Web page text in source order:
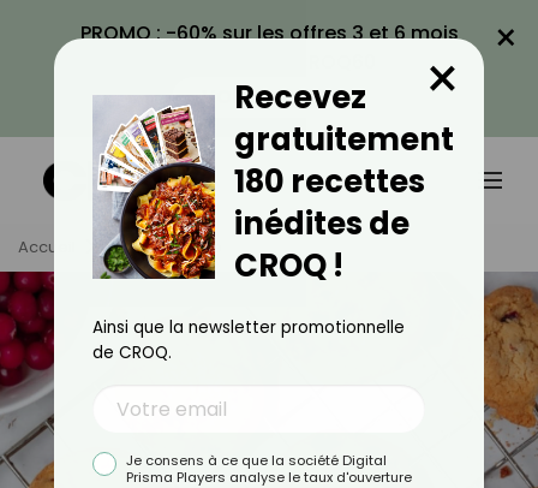
PROMO : -60% sur les offres 3 et 6 mois
VOIR LA PROMO
×
Accueil Tag Cookie
Recevez
gratuitement
180 recettes
inédites de
CROQ !
×
Ainsi que la newsletter promotionnelle
de CROQ.
Je consens à ce que la société Digital
Prisma Players analyse le taux d'ouverture